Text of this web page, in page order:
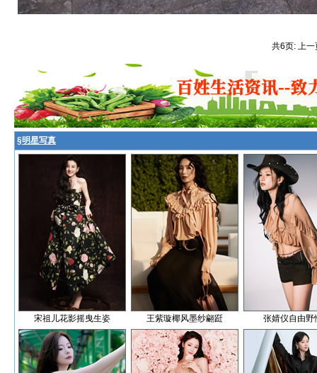
共6页: 上
§明星写真
宋祖儿花影摇曳生姿 王紫璇椰风墨纱翩跹 张婧仪自由野